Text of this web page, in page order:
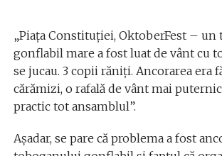
„Piața Constituției, OktoberFest – un
gonflabil mare a fost luat de vânt cu
se jucau. 3 copii răniți. Ancorarea era
cărămizi, o rafală de vânt mai
practic tot ansamblul”.
Așadar, se pare că problema a fost